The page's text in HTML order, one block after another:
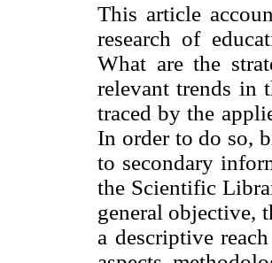
This article
research of
What are the
relevant trends in
traced by the
In order to do so,
to secondary
the Scientific
general objective,
a descriptive